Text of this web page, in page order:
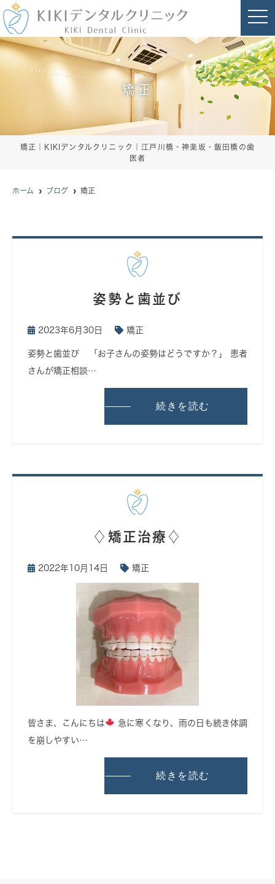
矯正
矯正｜KIKIデンタルクリニック｜江戸川橋・神楽坂・飯田橋の歯
医者
t
o
g
l
e
n
a
v
i
ホーム ブログ 矯正
姿勢と歯並び
2023年6月30日 矯正
姿勢と歯並び 「お子さんの姿勢はどうですか？」 患者
さんが矯正相談…
続きを読む
♢矯正治療♢
2022年10月14日 矯正
皆さま、こんにちは
急に寒くなり、雨の日も続き体調
を崩しやすい…
続きを読む